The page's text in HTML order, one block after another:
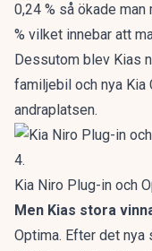
0,24 % så ökade
% vilket innebar att
Dessutom blev Kias
familjebil och nya Kia
andraplatsen.
Kia Niro Plug-in och
Men Kias stora
Optima. Efter det